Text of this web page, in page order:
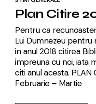
Plan Citire
Pentru ca
Lui Dumnezeu pentru
in anul 2018 citirea
impreuna cu noi, iata
citi anul acesta. PLAN
Februarie – Martie